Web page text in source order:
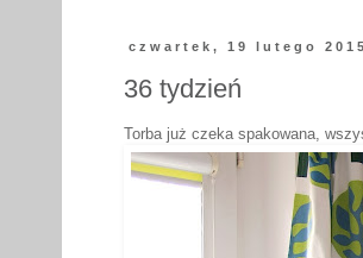
czwartek, 19 lutego 2015
36 tydzień
Torba już czeka spakowana,